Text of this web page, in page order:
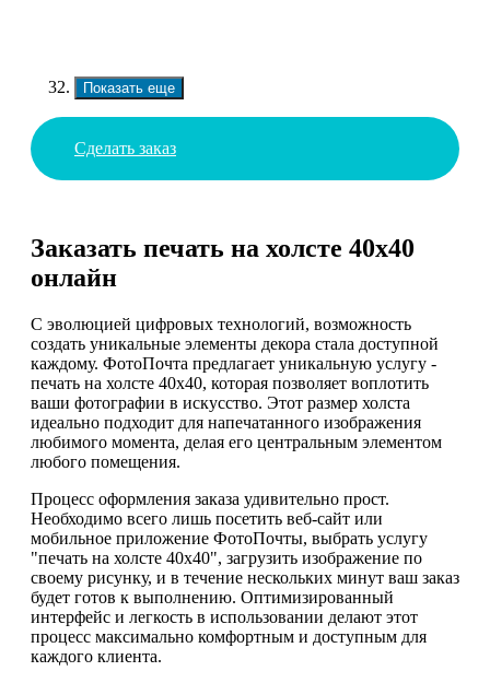
Показать еще
Сделать заказ
Заказать печать на холсте 40х40
онлайн
С эволюцией цифровых технологий, возможность
создать уникальные элементы декора стала доступной
каждому. ФотоПочта предлагает уникальную услугу -
печать на холсте 40х40, которая позволяет воплотить
ваши фотографии в искусство. Этот размер холста
идеально подходит для напечатанного изображения
любимого момента, делая его центральным элементом
любого помещения.
Процесс оформления заказа удивительно прост.
Необходимо всего лишь посетить веб-сайт или
мобильное приложение ФотоПочты, выбрать услугу
"печать на холсте 40х40", загрузить изображение по
своему рисунку, и в течение нескольких минут ваш заказ
будет готов к выполнению. Оптимизированный
интерфейс и легкость в использовании делают этот
процесс максимально комфортным и доступным для
каждого клиента.